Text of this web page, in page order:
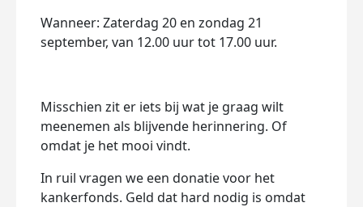
Wanneer: Zaterdag 20 en zondag 21
september, van 12.00 uur tot 17.00 uur.
Misschien zit er iets bij wat je graag wilt
meenemen als blijvende herinnering. Of
omdat je het mooi vindt.
In ruil vragen we een donatie voor het
kankerfonds. Geld dat hard nodig is omdat